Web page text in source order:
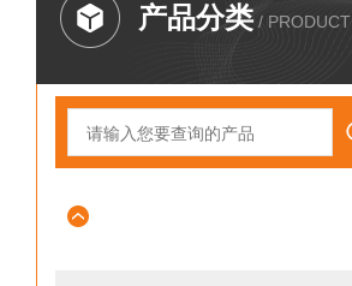
产品分类 / PRODUCT